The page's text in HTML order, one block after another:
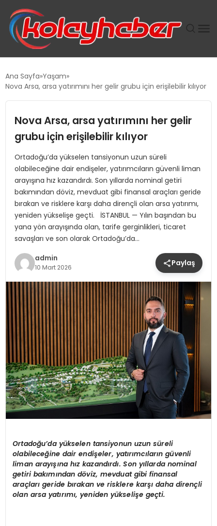
TANYER YAPI ZEMIN MÜHENDISLIĞINDE HEDEF
BÜYÜTTÜ
TOROSLAR’DA PAZAR GERGİNLİĞİ!
Ana Sayfa Yaşam
Nova Arsa, arsa yatırımını her gelir grubu için erişilebilir kılıyor
Nova Arsa, arsa yatırımını her gelir
grubu için erişilebilir kılıyor
Ortadoğu’da yükselen tansiyonun uzun süreli
olabileceğine dair endişeler, yatırımcıların güvenli liman
arayışına hız kazandırdı. Son yıllarda nominal getiri
bakımından döviz, mevduat gibi finansal araçları geride
bırakan ve risklere karşı daha dirençli olan arsa yatırımı,
yeniden yükselişe geçti. İSTANBUL — Yılın başından bu
yana yön arayışında olan, tarife gerginlikleri, ticaret
savaşları ve son olarak Ortadoğu’da…
admin
10 Mart 2026 Paylaş
Ortadoğu’da yükselen tansiyonun uzun süreli
olabileceğine dair endişeler, yatırımcıların güvenli
liman arayışına hız kazandırdı. Son yıllarda nominal
getiri bakımından döviz, mevduat gibi finansal
araçları geride bırakan ve risklere karşı daha dirençli
olan arsa yatırımı, yeniden yükselişe geçti.